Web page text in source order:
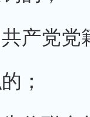
产党党
；